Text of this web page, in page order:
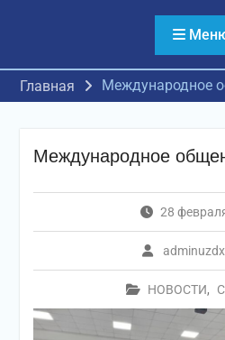
Главная Международное
Международное
28
НОВОСТИ,